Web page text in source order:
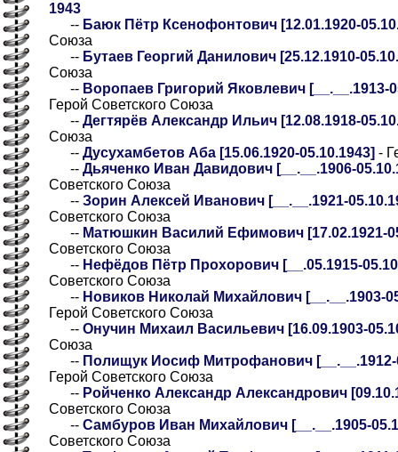
1943
-- Баюк Пётр Ксенофонтович [12.01.1920-
Союза
-- Бутаев Георгий Данилович [25.12.1910-
Союза
-- Воропаев Григорий Яковлевич [__.__.1913-
Герой Советского Союза
-- Дегтярёв Александр Ильич [12.08.1918-
Союза
-- Дусухамбетов Аба [15.06.1920-05.10.1943] -
-- Дьяченко Иван Давидович [__.__.1906-
Советского Союза
-- Зорин Алексей Иванович [__.__.1921-
Советского Союза
-- Матюшкин Василий Ефимович [17.02.1921-
Советского Союза
-- Нефёдов Пётр Прохорович [__.05.1915-
Советского Союза
-- Новиков Николай Михайлович [__.__.1903-
Герой Советского Союза
-- Онучин Михаил Васильевич [16.09.1903-
Союза
-- Полищук Иосиф Митрофанович [__.__.1912-
Герой Советского Союза
-- Ройченко Александр Александрович
Советского Союза
-- Самбуров Иван Михайлович [__.__.1905-
Советского Союза